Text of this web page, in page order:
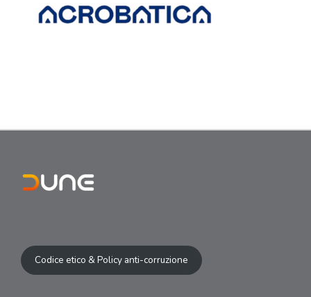
Codice etico & Policy anti-corruzione